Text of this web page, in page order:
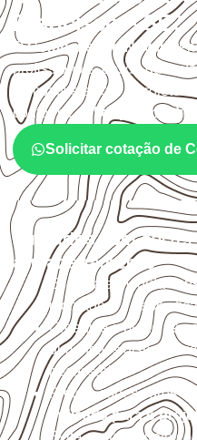
Francisco – SE?
OCompensado Naval
profissionais, desde que
compatíveis com o projeto.
conformeaplicação,
Solicitar cotação de
Cuidados com
armazenamento
Escolha a medida
montagem e
Organize o plano de
dimensões
necessário.
Proteja cortes, furos
indicada para o